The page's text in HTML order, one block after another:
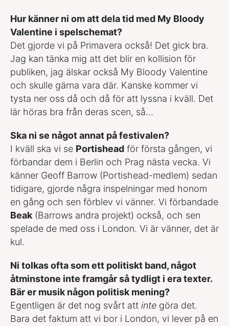
Hur känner ni om att dela tid med My Bloody
Valentine i spelschemat?
Det gjorde vi på Primavera också! Det gick bra.
Jag kan tänka mig att det blir en kollision för
publiken, jag älskar också My Bloody Valentine
och skulle gärna vara där. Kanske kommer vi
tysta ner oss då och då för att lyssna i kväll. Det
lär höras bra från deras scen, så…
Ska ni se något annat på festivalen?
I kväll ska vi se Portishead för första gången, vi
förbandar dem i Berlin och Prag nästa vecka. Vi
känner Geoff Barrow (Portishead-medlem) sedan
tidigare, gjorde några inspelningar med honom
en gång och sen förblev vi vänner. Vi förbandade
Beak(Barrows andra projekt) också, och sen
spelade de med oss i London. Vi är vänner, det är
kul.
Ni tolkas ofta som ett politiskt band, något
åtminstone inte framgår så tydligt i era texter.
Bär er musik någon politisk mening?
Egentligen är det nog svårt att inte göra det.
Bara det faktum att vi bor i London, vi lever på en